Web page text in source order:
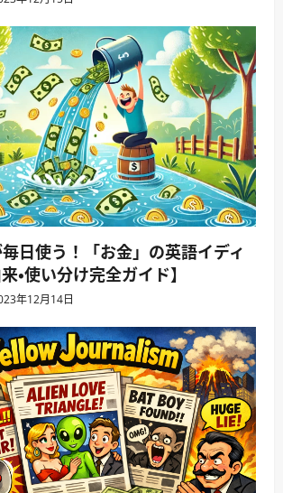
日使う！「お金」の英語イディ
・使い分け完全ガイド】
年12月14日